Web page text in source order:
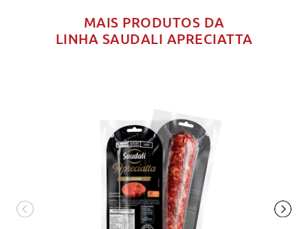
MAIS PRODUTOS DA
LINHA SAUDALI APRECIATTA